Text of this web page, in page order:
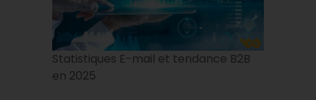
Statistiques E-mail et tendance B2B
en 2025